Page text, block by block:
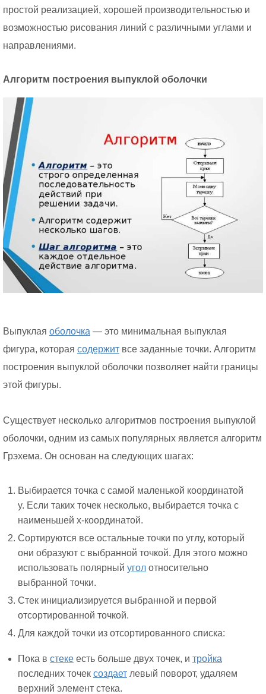
простой реализацией, хорошей производительностью и
возможностью рисования линий с различными углами и
направлениями.
Алгоритм построения выпуклой оболочки
Выпуклая оболочка — это минимальная выпуклая
фигура, которая содержит все заданные точки. Алгоритм
построения выпуклой оболочки позволяет найти границы
этой фигуры.
Существует несколько алгоритмов построения выпуклой
оболочки, одним из самых популярных является алгоритм
Грэхема. Он основан на следующих шагах:
Выбирается точка с самой маленькой координатой
y. Если таких точек несколько, выбирается точка с
наименьшей x-координатой.
Сортируются все остальные точки по углу, который
они образуют с выбранной точкой. Для этого можно
использовать полярный угол относительно
выбранной точки.
Стек инициализируется выбранной и первой
отсортированной точкой.
Для каждой точки из отсортированного списка:
Пока в стеке есть больше двух точек, и тройка
последних точек создает левый поворот, удаляем
верхний элемент стека.